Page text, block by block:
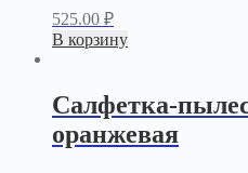
525.00 ₽
В корзину
Салфетка-
оранжевая